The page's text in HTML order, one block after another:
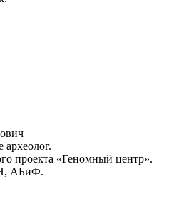
археолог.
проекта «Геномный центр».
АБиФ.